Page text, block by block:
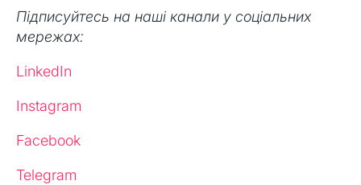
Підписуйтесь на наші канали у соціальних
мережах:
LinkedIn
Instagram
Facebook
Telegram